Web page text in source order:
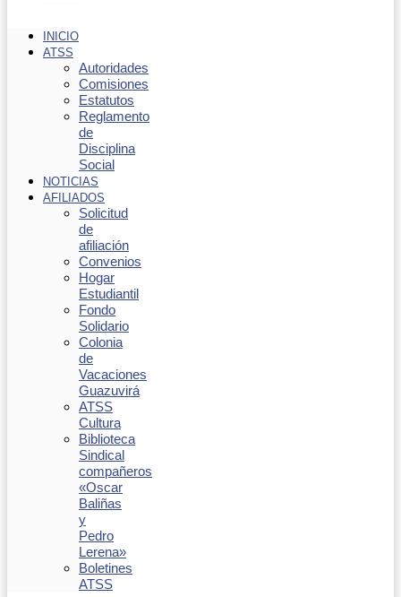
INICIO
ATSS
Autoridades
Comisiones
Estatutos
Reglamento
de
Disciplina
Social
NOTICIAS
AFILIADOS
Solicitud
de
afiliación
Convenios
Hogar
Estudiantil
Fondo
Solidario
Colonia
de
Vacaciones
Guazuvirá
ATSS
Cultura
Biblioteca
Sindical
compañeros
«Oscar
Baliñas
y
Pedro
Lerena»
Boletines
ATSS